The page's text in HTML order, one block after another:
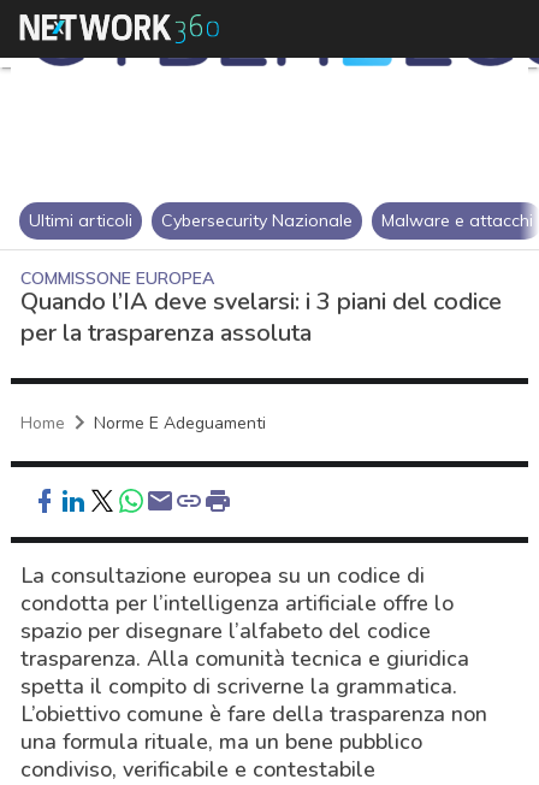
Ultimi articoli Cybersecurity Nazionale Malware e attacchi
COMMISSONE EUROPEA
Quando l’IA deve svelarsi: i 3 piani del codice
per la trasparenza assoluta
Home Norme E Adeguamenti
La consultazione europea su un codice di
condotta per l’intelligenza artificiale offre lo
spazio per disegnare l’alfabeto del codice
trasparenza. Alla comunità tecnica e giuridica
spetta il compito di scriverne la grammatica.
L’obiettivo comune è fare della trasparenza non
una formula rituale, ma un bene pubblico
condiviso, verificabile e contestabile